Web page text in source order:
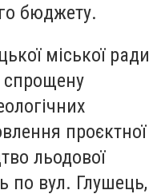
бюджету.
міської ради
спрощену
проєктної
льодової
по вул. Глушець,